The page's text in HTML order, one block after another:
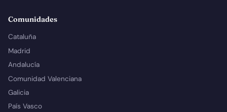
Comunidades
Cataluña
Madrid
Andalucía
Comunidad Valenciana
Galicia
País Vasco